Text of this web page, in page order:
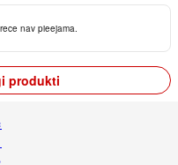
nav pieejama.
produkti